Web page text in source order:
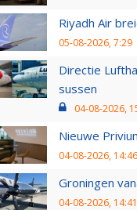
Riyadh Air
05-08-2026, 7:29
Directie
sussen
04-08-2026,
Nieuwe
04-08-2026, 14:46
Groningen
04-08-2026, 14:41